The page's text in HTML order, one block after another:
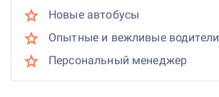
Новые автобусы
Опытные и вежливые водители
Персональный менеджер